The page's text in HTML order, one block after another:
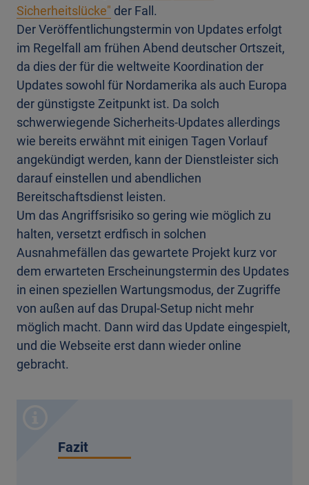
Sicherheitslücke" der Fall.
Der Veröffentlichungstermin von Updates erfolgt
im Regelfall am frühen Abend deutscher Ortszeit,
da dies der für die weltweite Koordination der
Updates sowohl für Nordamerika als auch Europa
der günstigste Zeitpunkt ist. Da solch
schwerwiegende Sicherheits-Updates allerdings
wie bereits erwähnt mit einigen Tagen Vorlauf
angekündigt werden, kann der Dienstleister sich
darauf einstellen und abendlichen
Bereitschaftsdienst leisten.
Um das Angriffsrisiko so gering wie möglich zu
halten, versetzt erdfisch in solchen
Ausnahmefällen das gewartete Projekt kurz vor
dem erwarteten Erscheinungstermin des Updates
in einen speziellen Wartungsmodus, der Zugriffe
von außen auf das Drupal-Setup nicht mehr
möglich macht. Dann wird das Update eingespielt,
und die Webseite erst dann wieder online
gebracht.
Fazit